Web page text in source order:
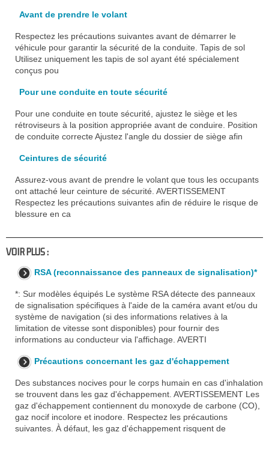
Avant de prendre le volant
Respectez les précautions suivantes avant de démarrer le
véhicule pour garantir la sécurité de la conduite. Tapis de sol
Utilisez uniquement les tapis de sol ayant été spécialement
conçus pou
Pour une conduite en toute sécurité
Pour une conduite en toute sécurité, ajustez le siège et les
rétroviseurs à la position appropriée avant de conduire. Position
de conduite correcte Ajustez l'angle du dossier de siège afin
Ceintures de sécurité
Assurez-vous avant de prendre le volant que tous les occupants
ont attaché leur ceinture de sécurité. AVERTISSEMENT
Respectez les précautions suivantes afin de réduire le risque de
blessure en ca
VOIR PLUS :
RSA (reconnaissance des panneaux de signalisation)*
*: Sur modèles équipés Le système RSA détecte des panneaux
de signalisation spécifiques à l'aide de la caméra avant et/ou du
système de navigation (si des informations relatives à la
limitation de vitesse sont disponibles) pour fournir des
informations au conducteur via l'affichage. AVERTI
Précautions concernant les gaz d'échappement
Des substances nocives pour le corps humain en cas d'inhalation
se trouvent dans les gaz d'échappement. AVERTISSEMENT Les
gaz d'échappement contiennent du monoxyde de carbone (CO),
gaz nocif incolore et inodore. Respectez les précautions
suivantes. À défaut, les gaz d'échappement risquent de